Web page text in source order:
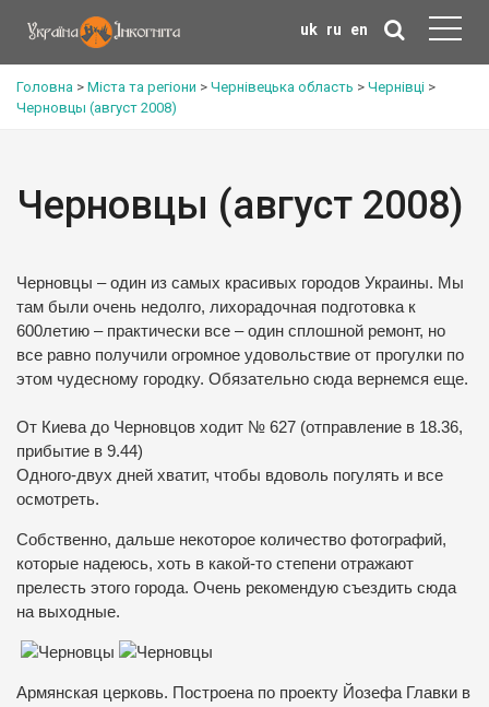
uk ru en
Головна > Міста та регіони > Чернівецька область > Чернівці >
Черновцы (август 2008)
Черновцы (август 2008)
Черновцы – один из самых красивых городов Украины. Мы
там были очень недолго, лихорадочная подготовка к
600летию – практически все – один сплошной ремонт, но
все равно получили огромное удовольствие от прогулки по
этом чудесному городку. Обязательно сюда вернемся еще.
От Киева до Черновцов ходит № 627 (отправление в 18.36,
прибытие в 9.44)
Одного-двух дней хватит, чтобы вдоволь погулять и все
осмотреть.
Собственно, дальше некоторое количество фотографий,
которые надеюсь, хоть в какой-то степени отражают
прелесть этого города. Очень рекомендую съездить сюда
на выходные.
Армянская церковь. Построена по проекту Йозефа Главки в